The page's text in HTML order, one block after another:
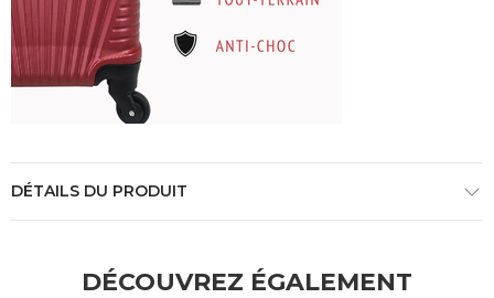
DÉTAILS DU PRODUIT
DÉCOUVREZ ÉGALEMENT